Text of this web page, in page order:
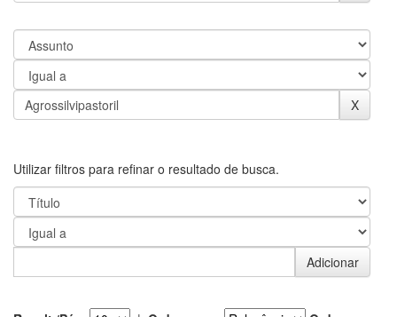
Utilizar filtros para refinar o resultado de busca.